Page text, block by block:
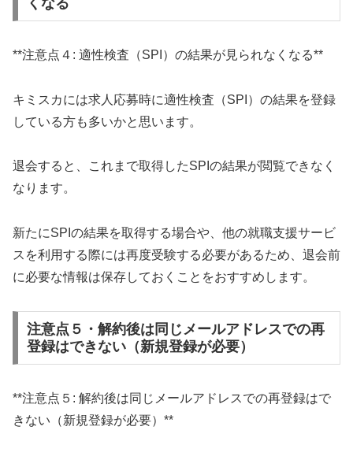
**注意点４: 適性検査（SPI）の結果が見られなくなる**
キミスカには求人応募時に適性検査（SPI）の結果を登録
している方も多いかと思います。
退会すると、これまで取得したSPIの結果が閲覧できなく
なります。
新たにSPIの結果を取得する場合や、他の就職支援サービ
スを利用する際には再度受験する必要があるため、退会前
に必要な情報は保存しておくことをおすすめします。
注意点５・解約後は同じメールアドレスでの再
登録はできない（新規登録が必要）
**注意点５: 解約後は同じメールアドレスでの再登録はで
きない（新規登録が必要）**